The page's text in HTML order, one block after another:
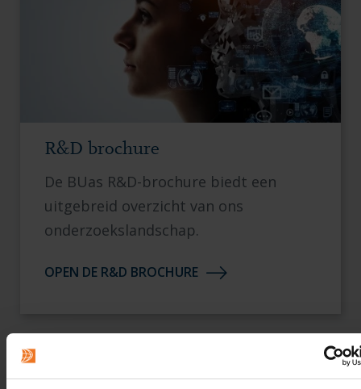
R&D brochure
De BUas R&D-brochure biedt een
uitgebreid overzicht van ons
onderzoekslandschap.
OPEN DE R&D BROCHURE
1 / 3